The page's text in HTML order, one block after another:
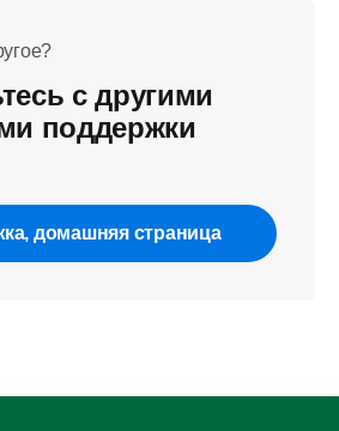
с другими
поддержки
домашняя страница